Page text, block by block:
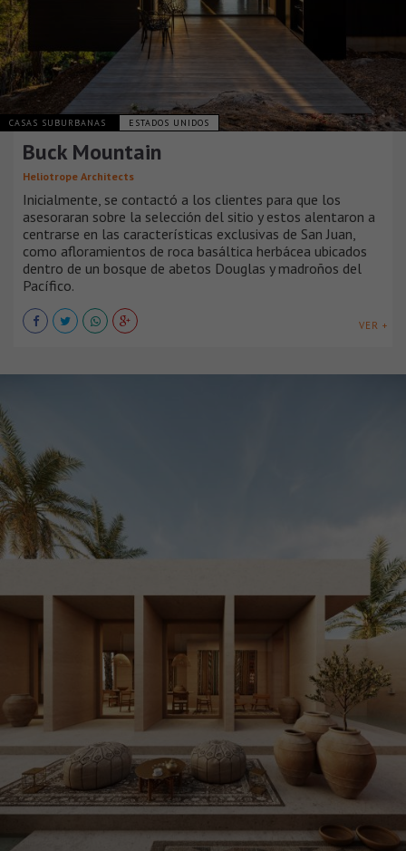
CASAS SUBURBANAS ESTADOS UNIDOS
Buck Mountain
Heliotrope Architects
Inicialmente, se contactó a los clientes para que los
asesoraran sobre la selección del sitio y estos alentaron a
centrarse en las características exclusivas de San Juan,
como afloramientos de roca basáltica herbácea ubicados
dentro de un bosque de abetos Douglas y madroños del
Pacífico.
VER +